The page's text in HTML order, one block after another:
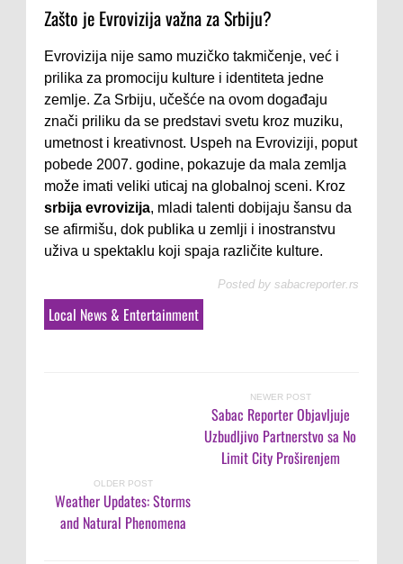
Zašto je Evrovizija važna za Srbiju?
Evrovizija nije samo muzičko takmičenje, već i
prilika za promociju kulture i identiteta jedne
zemlje. Za Srbiju, učešće na ovom događaju
znači priliku da se predstavi svetu kroz muziku,
umetnost i kreativnost. Uspeh na Evroviziji, poput
pobede 2007. godine, pokazuje da mala zemlja
može imati veliki uticaj na globalnoj sceni. Kroz
srbija evrovizija, mladi talenti dobijaju šansu da
se afirmišu, dok publika u zemlji i inostranstvu
uživa u spektaklu koji spaja različite kulture.
Posted by sabacreporter.rs
Local News & Entertainment
NEWER POST
Sabac Reporter Objavljuje
Uzbudljivo Partnerstvo sa No
Limit City Proširenjem
OLDER POST
Weather Updates: Storms
and Natural Phenomena